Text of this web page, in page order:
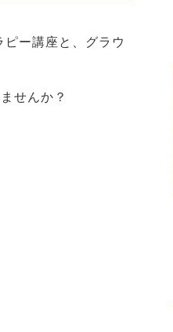
ー講座と、グラウ
せんか？